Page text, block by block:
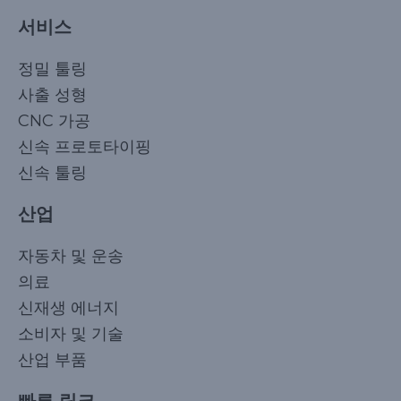
서비스
정밀 툴링
사출 성형
CNC 가공
신속 프로토타이핑
신속 툴링
산업
자동차 및 운송
의료
신재생 에너지
소비자 및 기술
산업 부품